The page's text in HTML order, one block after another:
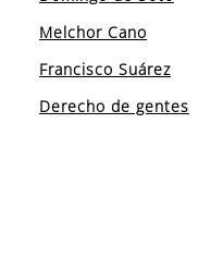
Melchor Cano
Francisco Suárez
Derecho de gentes